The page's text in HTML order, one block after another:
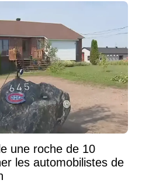
une roche de 10
les automobilistes de